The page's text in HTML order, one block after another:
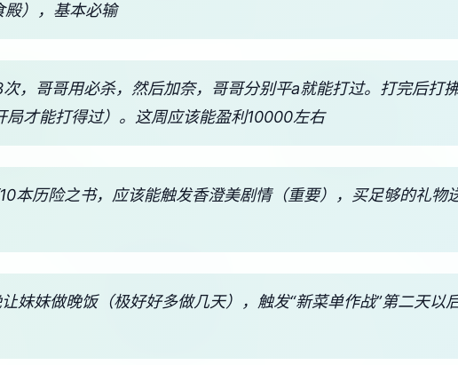
殿），基本必输
，哥哥用必杀，然后加奈，哥哥分别平a就能打过。打完后打
才能打得过）。这周应该能盈利10000左右
本历险之书，应该能触发香澄美剧情（重要），买足够的礼物
妹妹做晚饭（极好好多做几天），触发“新菜单作战”第二天以